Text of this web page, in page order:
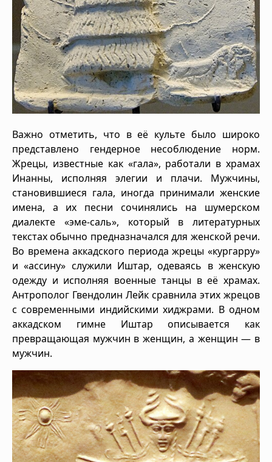
Важно отметить, что в её культе было широко
представлено гендерное несоблюдение норм.
Жрецы, известные как «гала», работали в храмах
Инанны, исполняя элегии и плачи. Мужчины,
становившиеся гала, иногда принимали женские
имена, а их песни сочинялись на шумерском
диалекте «эме-саль», который в литературных
текстах обычно предназначался для женской речи.
Во времена аккадского периода жрецы «кургарру»
и «ассину» служили Иштар, одеваясь в женскую
одежду и исполняя военные танцы в её храмах.
Антрополог Гвендолин Лейк сравнила этих жрецов
с современными индийскими хиджрами. В одном
аккадском гимне Иштар описывается как
превращающая мужчин в женщин, а женщин — в
мужчин.